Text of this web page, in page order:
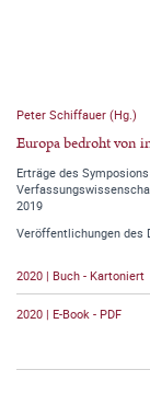
Peter Schiffauer (Hg.)
Europa bedroht von
Erträge des
2019
Veröffentlichungen des
2020 | Buch - Kartoniert
2020 | E-Book - PDF